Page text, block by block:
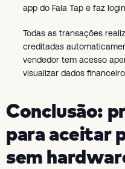
app do Fala Tap e faz
Todas as transações
creditadas
vendedor tem acesso
visualizar dados
Conclusão:
para aceitar
sem